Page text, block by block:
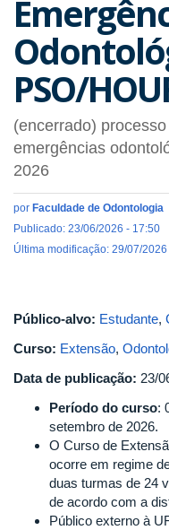
PSO/
(encerrado)
emergências
2026
por Faculdade de Odontologia
Publicado: 23/06/2026 - 17:50
Última modificação: 29/07/
Público-alvo: Estudante,
Curso: Extensão,
Data de publicação: 23/
Período do curso:
setembro de 2026.
O Curso de
ocorre em regime
duas turmas de 24
de acordo com a
Público externo à